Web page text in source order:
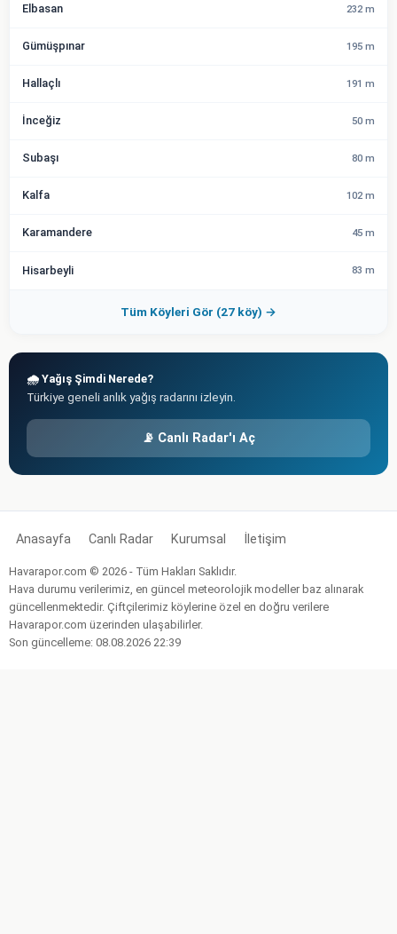
Elbasan 232 m
Gümüşpınar 195 m
Hallaçlı 191 m
İnceğiz 50 m
Subaşı 80 m
Kalfa 102 m
Karamandere 45 m
Hisarbeyli 83 m
Tüm Köyleri Gör (27 köy) →
🌧️ Yağış Şimdi Nerede?
Türkiye geneli anlık yağış radarını izleyin.
📡 Canlı Radar'ı Aç
Anasayfa Canlı Radar Kurumsal İletişim
Havarapor.com © 2026 - Tüm Hakları Saklıdır.
Hava durumu verilerimiz, en güncel meteorolojik modeller baz alınarak
güncellenmektedir. Çiftçilerimiz köylerine özel en doğru verilere
Havarapor.com üzerinden ulaşabilirler.
Son güncelleme: 08.08.2026 22:39